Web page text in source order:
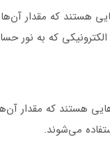
هستند که مقدار
که به نور
هستند که مقدار
می‌شوند.